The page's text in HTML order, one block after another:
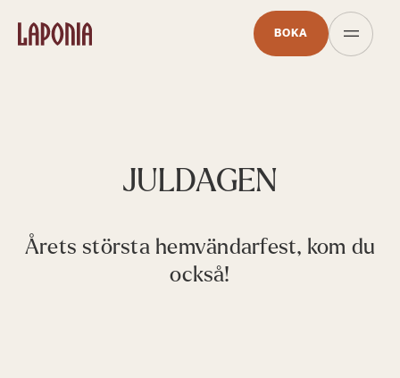
BOKA
JULDAGEN
Årets största hemvändarfest, kom du
också!